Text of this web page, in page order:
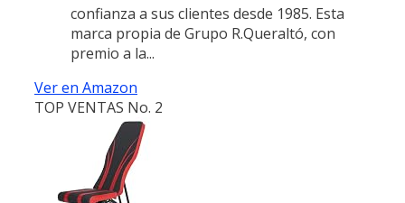
confianza a sus clientes desde 1985. Esta
marca propia de Grupo R.Queraltó, con
premio a la...
Ver en Amazon
TOP VENTAS No. 2